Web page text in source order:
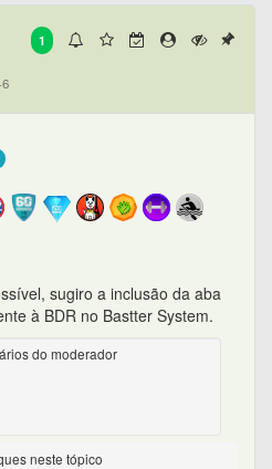
1
sugiro a inclusão da aba
à BDR no Bastter System.
do moderador
neste tópico